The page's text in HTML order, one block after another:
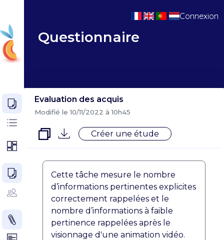
Connexion
Questionnaire
Evaluation des acquis
Modifié le 10/11/2022 à 10h45
Créer une étude
Cette tâche mesure le nombre
d’informations pertinentes explicites
correctement rappelées et le
nombre d’informations à faible
pertinence rappelées après le
visionnage d'une animation vidéo.